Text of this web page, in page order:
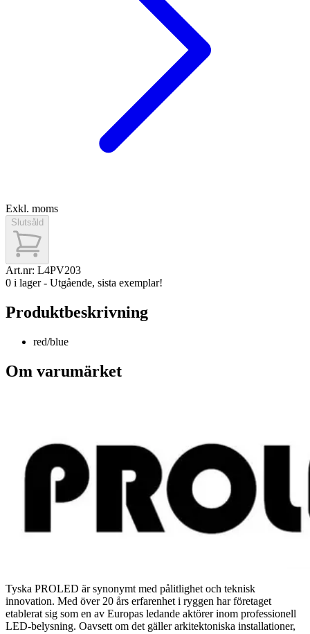
Exkl. moms
Slutsåld
Art.nr: L4PV203
0 i lager - Utgående, sista exemplar!
Produktbeskrivning
red/blue
Om varumärket
Tyska PROLED är synonymt med pålitlighet och teknisk
innovation. Med över 20 års erfarenhet i ryggen har företaget
etablerat sig som en av Europas ledande aktörer inom professionell
LED-belysning. Oavsett om det gäller arkitektoniska installationer,